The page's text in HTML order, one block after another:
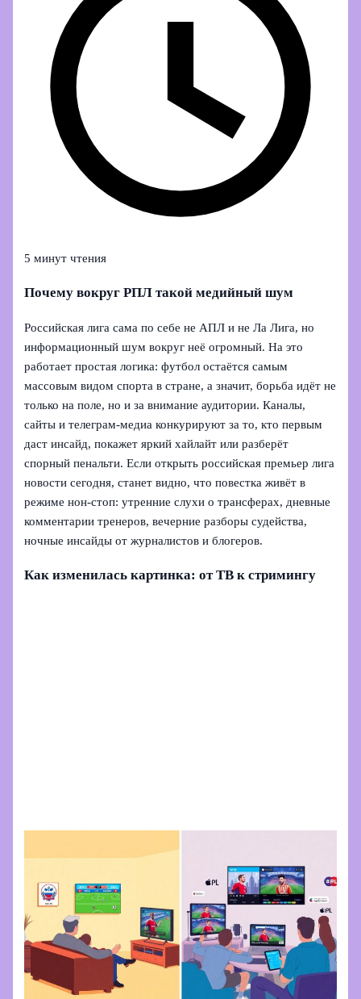
5 минут чтения
Почему вокруг РПЛ такой медийный шум
Российская лига сама по себе не АПЛ и не Ла Лига, но
информационный шум вокруг неё огромный. На это
работает простая логика: футбол остаётся самым
массовым видом спорта в стране, а значит, борьба идёт не
только на поле, но и за внимание аудитории. Каналы,
сайты и телеграм‑медиа конкурируют за то, кто первым
даст инсайд, покажет яркий хайлайт или разберёт
спорный пенальти. Если открыть российская премьер лига
новости сегодня, станет видно, что повестка живёт в
режиме нон‑стоп: утренние слухи о трансферах, дневные
комментарии тренеров, вечерние разборы судейства,
ночные инсайды от журналистов и блогеров.
Как изменилась картинка: от ТВ к стримингу